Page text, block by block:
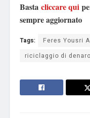
Basta cliccare qui
sempre aggiornato
Tags: Feres Yousri
riciclaggio di denaro